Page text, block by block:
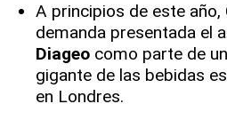
A principios de este
demanda presentada el
Diageo como parte de un
gigante de las bebidas
en Londres.